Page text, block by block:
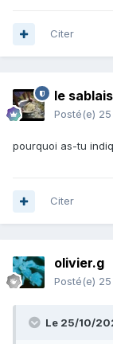
Citer
le sablais
Posté(e)
pourquoi as-tu
Citer
olivier.g
Posté(e)
Le 25/10/